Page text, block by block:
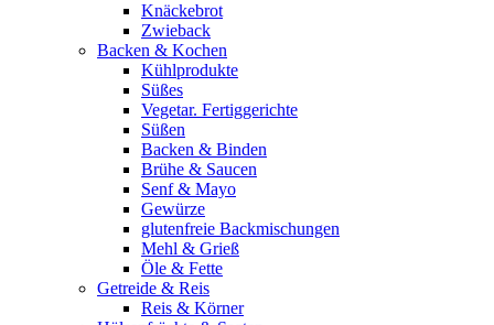
Knäckebrot
Zwieback
Backen & Kochen
Kühlprodukte
Süßes
Vegetar. Fertiggerichte
Süßen
Backen & Binden
Brühe & Saucen
Senf & Mayo
Gewürze
glutenfreie Backmischungen
Mehl & Grieß
Öle & Fette
Getreide & Reis
Reis & Körner